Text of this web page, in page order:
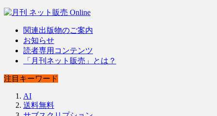
関連出版物のご案内
お知らせ
読者専用コンテンツ
「月刊ネット販売」とは？
注目キーワード
AI
送料無料